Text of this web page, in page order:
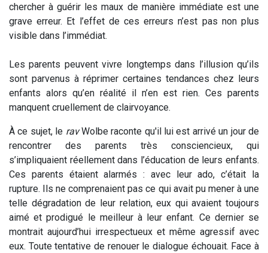
chercher à guérir les maux de manière immédiate est une
grave erreur. Et l’effet de ces erreurs n’est pas non plus
visible dans l’immédiat.
Les parents peuvent vivre longtemps dans l’illusion qu’ils
sont parvenus à réprimer certaines tendances chez leurs
enfants alors qu’en réalité il n’en est rien. Ces parents
manquent cruellement de clairvoyance.
À ce sujet, le ravWolbe raconte qu'il lui est arrivé un jour de
rencontrer des parents très consciencieux, qui
s’impliquaient réellement dans l’éducation de leurs enfants.
Ces parents étaient alarmés : avec leur ado, c’était la
rupture. Ils ne comprenaient pas ce qui avait pu mener à une
telle dégradation de leur relation, eux qui avaient toujours
aimé et prodigué le meilleur à leur enfant. Ce dernier se
montrait aujourd’hui irrespectueux et même agressif avec
eux. Toute tentative de renouer le dialogue échouait. Face à